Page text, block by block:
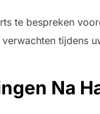
te bespreken
tijdens
Na